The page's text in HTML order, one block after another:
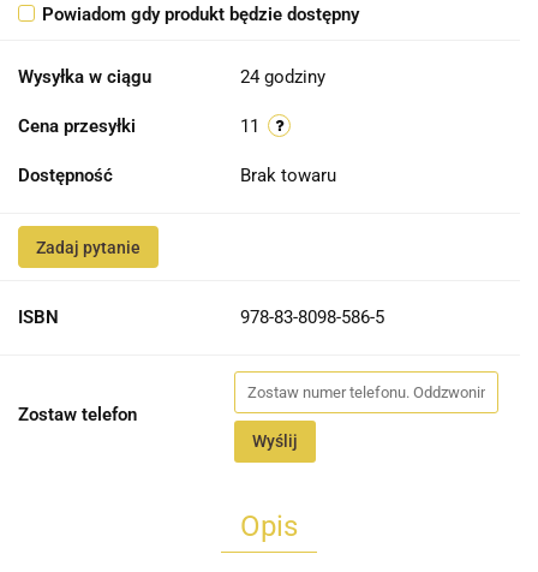
Powiadom gdy produkt będzie dostępny
Wysyłka w ciągu 24 godziny
Cena przesyłki 11
Dostępność Brak towaru
Zadaj pytanie
ISBN 978-83-8098-586-5
Zostaw telefon
Wyślij
Opis